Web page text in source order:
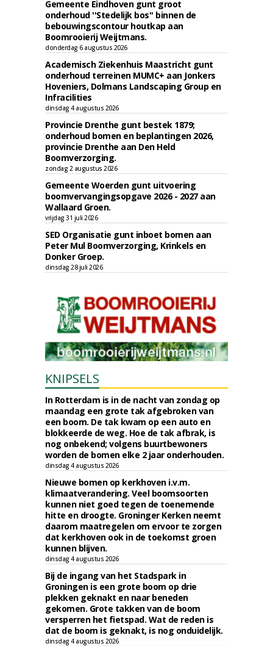
Gemeente Eindhoven gunt groot
onderhoud ''Stedelijk bos'' binnen de
bebouwingscontour houtkap aan
Boomrooierij Weijtmans.
donderdag 6 augustus 2026
Academisch Ziekenhuis Maastricht gunt
onderhoud terreinen MUMC+ aan Jonkers
Hoveniers, Dolmans Landscaping Group en
Infracilities
dinsdag 4 augustus 2026
Provincie Drenthe gunt bestek 1879;
onderhoud bomen en beplantingen 2026,
provincie Drenthe aan Den Held
Boomverzorging.
zondag 2 augustus 2026
Gemeente Woerden gunt uitvoering
boomvervangingsopgave 2026 - 2027 aan
Wallaard Groen.
vrijdag 31 juli 2026
SED Organisatie gunt inboet bomen aan
Peter Mul Boomverzorging, Krinkels en
Donker Groep.
dinsdag 28 juli 2026
KNIPSELS
In Rotterdam is in de nacht van zondag op
maandag een grote tak afgebroken van
een boom. De tak kwam op een auto en
blokkeerde de weg. Hoe de tak afbrak, is
nog onbekend; volgens buurtbewoners
worden de bomen elke 2 jaar onderhouden.
dinsdag 4 augustus 2026
Nieuwe bomen op kerkhoven i.v.m.
klimaatverandering. Veel boomsoorten
kunnen niet goed tegen de toenemende
hitte en droogte. Groninger Kerken neemt
daarom maatregelen om ervoor te zorgen
dat kerkhoven ook in de toekomst groen
kunnen blijven.
dinsdag 4 augustus 2026
Bij de ingang van het Stadspark in
Groningen is een grote boom op drie
plekken geknakt en naar beneden
gekomen. Grote takken van de boom
versperren het fietspad. Wat de reden is
dat de boom is geknakt, is nog onduidelijk.
dinsdag 4 augustus 2026